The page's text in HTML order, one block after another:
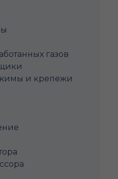
газов
и крепежи